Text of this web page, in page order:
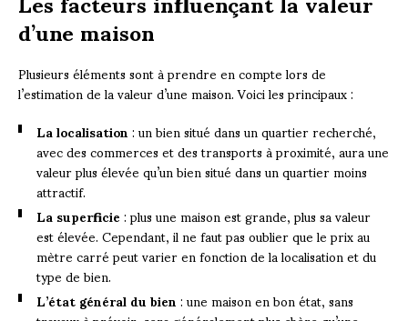
d’une maison
Plusieurs éléments sont à prendre en compte lors de
l’estimation de la valeur d’une maison. Voici les principaux :
La localisation: un bien situé dans un quartier recherché,
avec des commerces et des transports à proximité, aura une
valeur plus élevée qu’un bien situé dans un quartier moins
attractif.
La superficie: plus une maison est grande, plus sa valeur
est élevée. Cependant, il ne faut pas oublier que le prix au
mètre carré peut varier en fonction de la localisation et du
type de bien.
L’état général du bien: une maison en bon état, sans